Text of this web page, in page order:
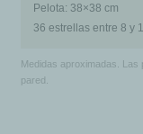
Pelota: 38×38 cm
36 estrellas entre 8 y
Medidas aproximadas. Las
pared.